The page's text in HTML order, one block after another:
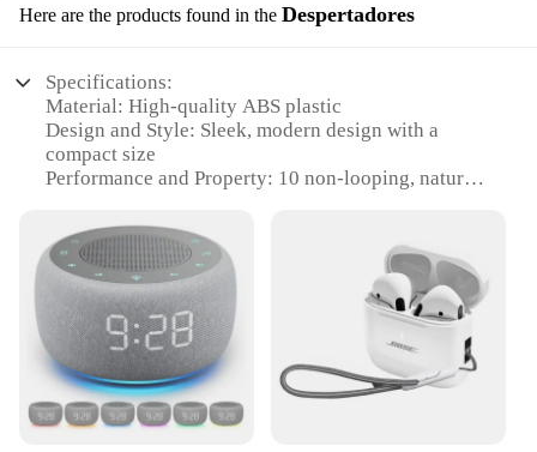
Here are the products found in the Despertadores
Specifications:
Material: High-quality ABS plastic
Design and Style: Sleek, modern design with a
compact size
Performance and Property: 10 non-looping, natural
Usage and Purpose: Aids in relaxation and sleep,
suitable for all ages
Typical Adaptive Scenario: Ideal for bedrooms,
offices, or travel
Shape or Size or Weight or Quantity: Portable and
lightweight, with a volume control for personalized
settings
Features: